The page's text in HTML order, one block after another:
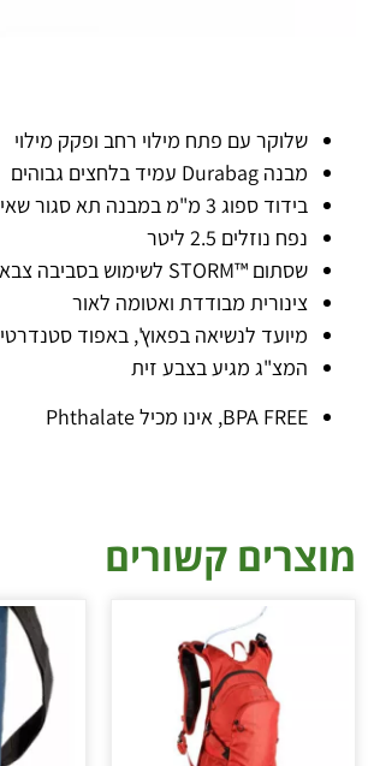
שלוקר עם פתח מילוי רחב ופקק מילוי
מבנה Durabag עמיד בלחצים גבוהים
בידוד ספוג 3 מ"מ במבנה תא סגור שאינו סופג מים
נפח נוזלים 2.5 ליטר
שסתום ™STORM לשימוש בסביבה צבאית.
צינורית מבודדת ואטומה לאור
מיועד לנשיאה בפאוץ', באפוד סטנדרטי
המצ"ג מגיע בצבע זית
BPA FREE, אינו מכיל Phthalate
מוצרים קשורים